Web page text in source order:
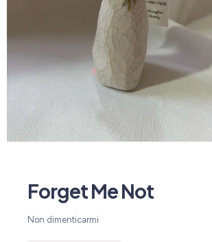
Forget Me Not
Non dimenticarmi